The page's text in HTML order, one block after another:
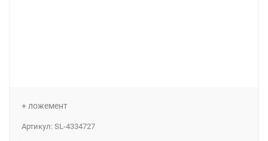
+ ложемент
Артикул: SL-4334727